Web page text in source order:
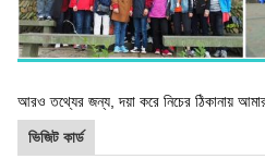
আরও তথ্যের জন্য, দয়া করে নিচের ঠিকানায়
ভিজিট কার্ড